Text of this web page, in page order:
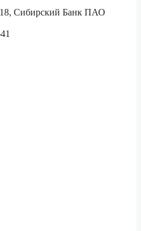
Сибирский Банк ПАО